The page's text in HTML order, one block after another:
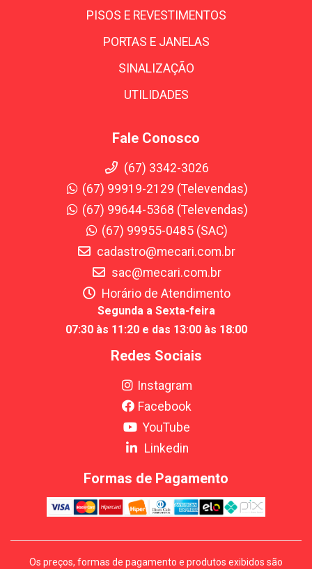
PISOS E REVESTIMENTOS
PORTAS E JANELAS
SINALIZAÇÃO
UTILIDADES
Fale Conosco
(67) 3342-3026
(67) 99919-2129 (Televendas)
(67) 99644-5368 (Televendas)
(67) 99955-0485 (SAC)
cadastro@mecari.com.br
sac@mecari.com.br
Horário de Atendimento
Segunda a Sexta-feira
07:30 às 11:20 e das 13:00 às 18:00
Redes Sociais
Instagram
Facebook
YouTube
Linkedin
Formas de Pagamento
Os preços, formas de pagamento e produtos exibidos são